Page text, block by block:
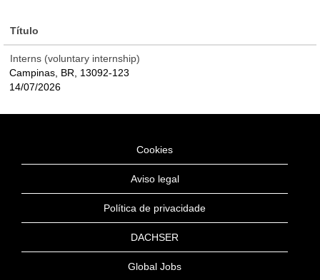
Título
Interns (voluntary internship)
Campinas, BR, 13092-123
14/07/2026
Cookies
Aviso legal
Política de privacidade
DACHSER
Global Jobs